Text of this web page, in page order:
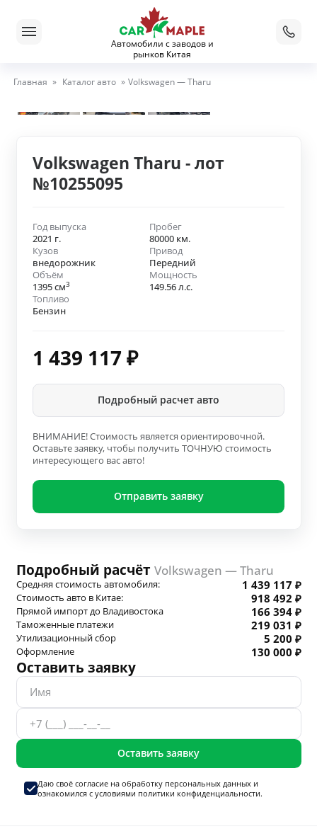
Автомобили с заводов и
рынков Китая
Главная » Каталог авто » Volkswagen — Tharu
Volkswagen Tharu - лот
№10255095
Год выпуска
2021 г.
Пробег
80000 км.
Кузов
внедорожник
Привод
Передний
Объём
1395 см3
Мощность
149.56 л.с.
Топливо
Бензин
1 439 117 ₽
Подробный расчет авто
ВНИМАНИЕ! Стоимость является ориентировочной.
Оставьте заявку, чтобы получить ТОЧНУЮ стоимость
интересующего вас авто!
Отправить заявку
Подробный расчёт Volkswagen — Tharu
Средняя стоимость автомобиля: 1 439 117 ₽
Стоимость авто в Китае: 918 492 ₽
Прямой импорт до Владивостока 166 394 ₽
Таможенные платежи 219 031 ₽
Утилизационный сбор 5 200 ₽
Оформление 130 000 ₽
Оставить заявку
Оставить заявку
Даю своё согласие на обработку персональных данныхи
ознакомился с условиями политики конфиденциальности.